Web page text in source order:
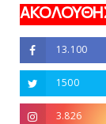
13.100
1500
3.826